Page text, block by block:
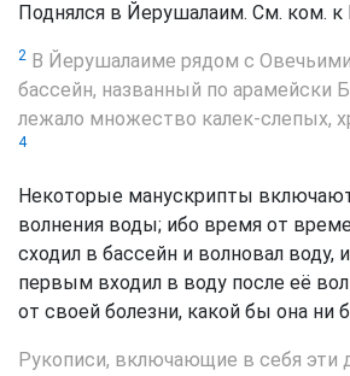
Поднялся в Йерушалаим. См. ком. к
2 В Йерушалаиме рядом с
бассейн, названный по арамейски
лежало множество калек-слепых,
4
Некоторые манускрипты
волнения воды; ибо время от
сходил в бассейн и волновал воду,
первым входил в воду после её
от своей болезни, какой бы она ни
Рукописи, включающие в себя эти